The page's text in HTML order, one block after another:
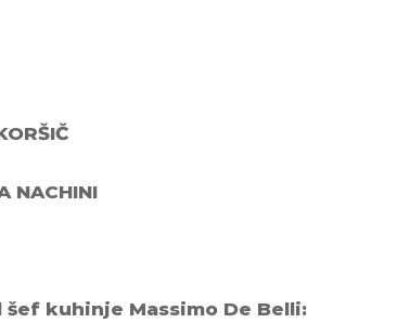
NACHINI
kuhinje Massimo De Belli: